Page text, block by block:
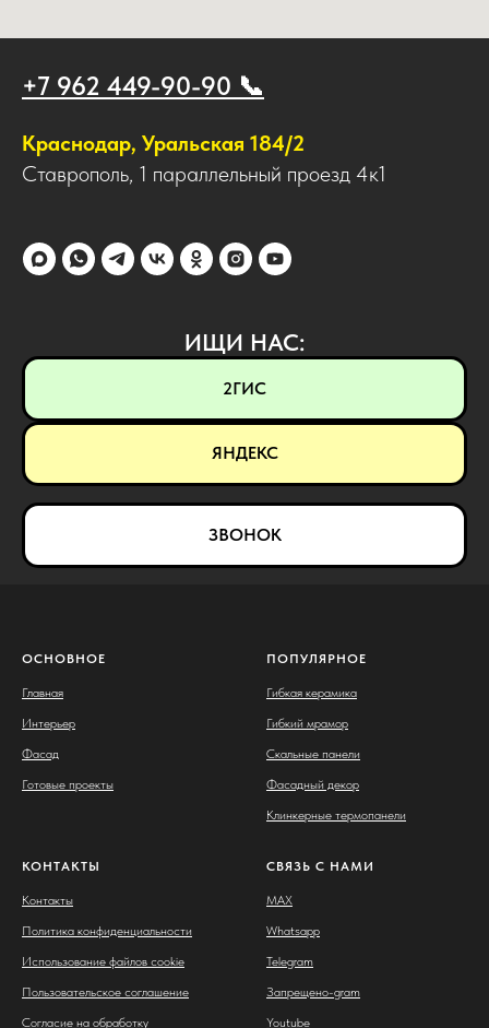
+7 962 449-90-90 📞
Краснодар, Уральская 184/2
Ставрополь, 1 параллельный проезд 4к1
ИЩИ НАС:
2ГИС
ЯНДЕКС
ЗВОНОК
ОСНОВНОЕ
Главная
Интерьер
Фасад
Готовые проекты
ПОПУЛЯРНОЕ
Гибкая керамика
Гибкий мрамор
Скальные панели
Фасадный декор
Клинкерные термопанели
КОНТАКТЫ
Контакты
Политика конфиденциальности
Использование файлов cookie
Пользовательское соглашение
Согласие на обработку
СВЯЗЬ С НАМИ
MAX
Whatsapp
Telegram
Запрещено-gram
Youtube